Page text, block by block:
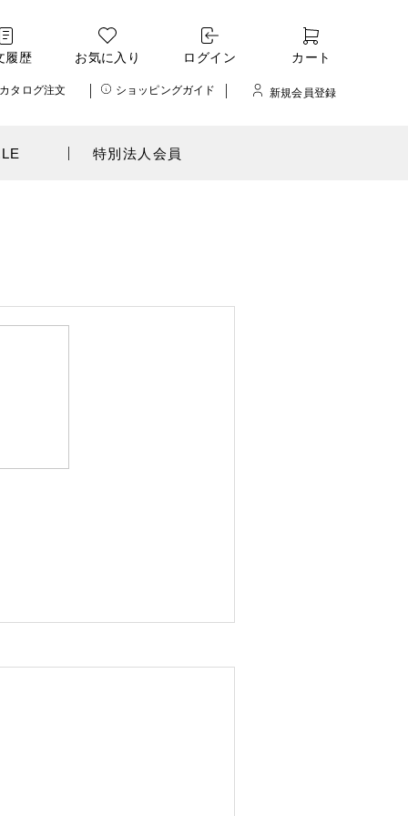
履歴 お気に入り ログイン カート
カタログ注文 ショッピングガイド 新規会員登録
特別法人会員